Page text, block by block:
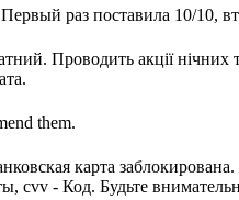
раз поставила 10/10,
Проводить акції
them.
карта
cvv - Код. Будьте